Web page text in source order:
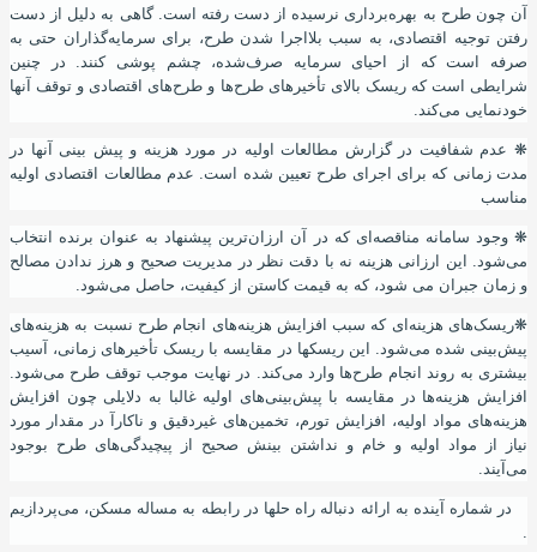
آن چون طرح به بهره‌برداری نرسیده از دست رفته است. گاهی به دلیل از دست
رفتن توجیه اقتصادی، به سبب بلااجرا شدن طرح، برای سرمایه‌گذاران حتی به
صرفه است که از احیای سرمایه‌ صرف‌شده، چشم ‌پوشی کنند. در چنین
شرایطی است که ریسک بالای تأخیرهای طرح‌ها و طرح‌های اقتصادی و توقف آنها
خودنمایی می‌کند.
❋ عدم شفافیت در گزارش مطالعات اولیه در مورد هزینه و پیش بینی آنها در
مدت زمانی که برای اجرای طرح تعیین شده است. عدم مطالعات اقتصادی اولیه
مناسب
❋ وجود سامانه مناقصه‌ای که در آن ارزان‌ترین پیشنهاد به عنوان برنده انتخاب
می‌شود. این ارزانی هزینه نه با دقت نظر در مدیریت صحیح و هرز ندادن مصالح
و زمان جبران می شود ، که به قیمت کاستن از کیفیت، حاصل می‌شود.
❋ریسک‌های هزینه‌ای که سبب افزایش هزینه‌های انجام طرح نسبت به هزینه‌های
پیش‌بینی شده می‌شود. این ریسکها در مقایسه با ریسک تأخیرهای زمانی، آسیب
بیشتری به روند انجام طرح‌ها وارد می‌کند. در نهایت موجب توقف طرح می‌شود.
افزایش هزینه‌ها در مقایسه با پیش‌بینی‌های اولیه غالبا به دلایلی چون افزایش
هزینه‌های مواد اولیه، افزایش تورم، تخمین‌های غیردقیق و ناکارآ در مقدار مورد
نیاز از مواد اولیه و خام و نداشتن بینش صحیح از پیچیدگی‌های طرح بوجود
می‌ یند.
در شماره آینده به ارائه دنباله راه حلها در رابطه به مساله مسکن، می‌پردازیم